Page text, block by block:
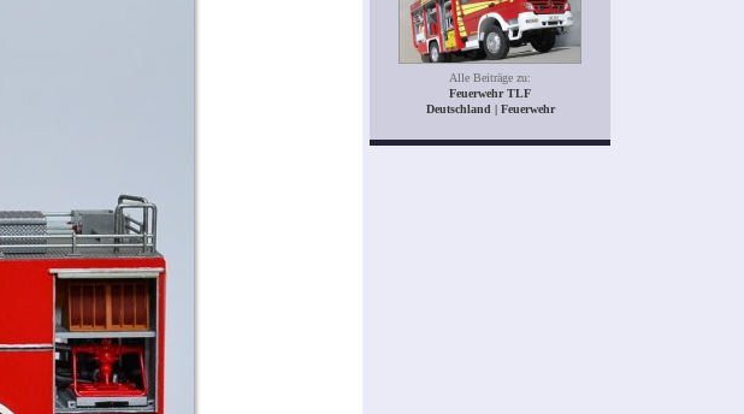
Alle Beiträge zu:
Feuerwehr TLF
Deutschland | Feuerwehr